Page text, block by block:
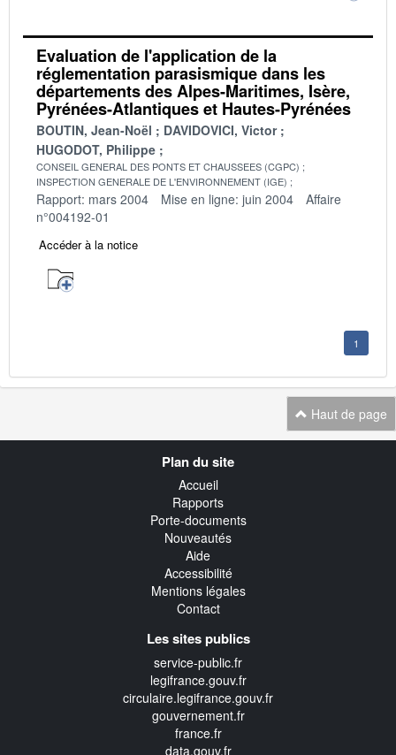
Evaluation de l'application de la
réglementation parasismique dans les
départements des Alpes-Maritimes, Isère,
Pyrénées-Atlantiques et Hautes-Pyrénées
BOUTIN, Jean-Noël
DAVIDOVICI, Victor
HUGODOT, Philippe
CONSEIL GENERAL DES PONTS ET CHAUSSEES (CGPC)
INSPECTION GENERALE DE L'ENVIRONNEMENT (IGE)
Rapport: mars 2004 Mise en ligne: juin 2004
Affaire
n°004192-01
Accéder à la notice
1
Haut de page
Plan du site
Accueil
Rapports
Porte-documents
Nouveautés
Aide
Accessibilité
Mentions légales
Contact
Les sites publics
service-public.fr
legifrance.gouv.fr
circulaire.legifrance.gouv.fr
gouvernement.fr
france.fr
data.gouv.fr